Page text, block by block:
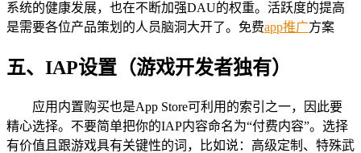
系统的健康发展，也在不断加强DAU的权重。活跃度的提高
是需要各位产品策划的人员脑洞大开了。免费app推广方案
五、IAP设置（游戏开发者独有）
应用内置购买也是App Store可利用的索引之一，因此要
精心选择。不要简单把你的IAP内容命名为“付费内容”。选择
有价值且跟游戏具有关键性的词，比如说：高级定制、特殊武